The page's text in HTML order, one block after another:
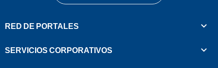
RED DE PORTALES
SERVICIOS CORPORATIVOS